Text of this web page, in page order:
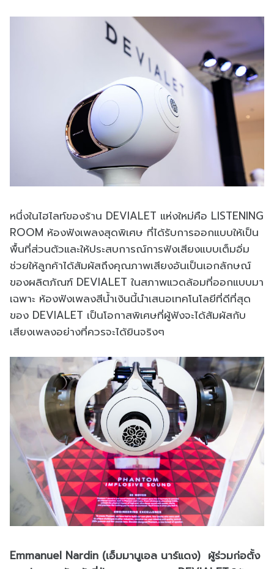
หนึ่งในไฮไลท์ของร้าน DEVIALET แห่งใหม่คือ LISTENING
ROOM ห้องฟังเพลงสุดพิเศษ ที่ได้รับการออกแบบให้เป็น
พื้นที่ส่วนตัวและให้ประสบการณ์การฟังเสียงแบบเต็มอิ่ม
ช่วยให้ลูกค้าได้สัมผัสถึงคุณภาพเสียงอันเป็นเอกลักษณ์
ของผลิตภัณฑ์ DEVIALET ในสภาพแวดล้อมที่ออกแบบมา
เฉพาะ ห้องฟังเพลงสีน้ำเงินนี้นำเสนอเทคโนโลยีที่ดีที่สุด
ของ DEVIALET เป็นโอกาสพิเศษที่ผู้ฟังจะได้สัมผัสกับ
เสียงเพลงอย่างที่ควรจะได้ยินจริงๆ
Emmanuel Nardin (เอ็มมานูเอล นาร์แดง) ผู้ร่วมก่อตั้ง